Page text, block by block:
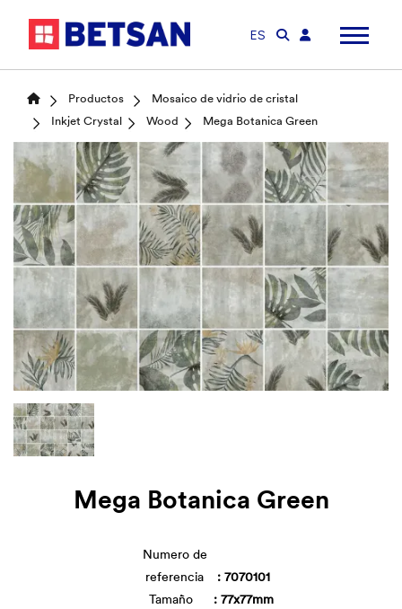
ES
Productos
Mosaico de vidrio de cristal
Inkjet Crystal
Wood Mega Botanica Green
Mega Botanica Green
Numero de
referencia
: 7070101
Tamaño
: 77x77mm